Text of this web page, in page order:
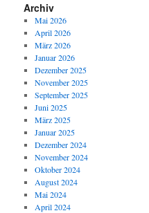
Archiv
Mai 2026
April 2026
März 2026
Januar 2026
Dezember 2025
November 2025
September 2025
Juni 2025
März 2025
Januar 2025
Dezember 2024
November 2024
Oktober 2024
August 2024
Mai 2024
April 2024